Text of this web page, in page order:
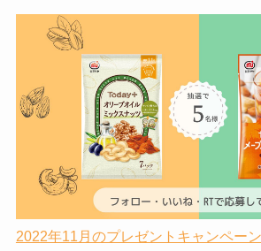
2022年11月のプレゼントキャンペーン